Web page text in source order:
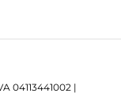
04113441002 |